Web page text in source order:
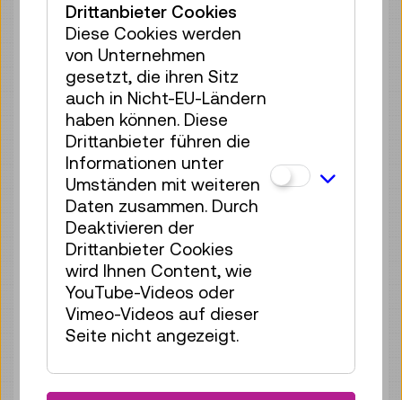
38 Plätze frei
€ 2,50
Mi 12.08. 14:00 –14:40
Reservierung Kinderbereich
40 Plätze frei
€ 2,50
Mi 12.08. 15:00–15:40
Reservierung Kinderbereich
40 Plätze frei
€ 2,50
Mi 12.08. 16:00–16:40
Reservierung Kinderbereich
Drittanbieter Cookies
Diese Cookies werden
von Unternehmen
gesetzt, die ihren Sitz
auch in Nicht-EU-Ländern
haben können. Diese
Drittanbieter führen die
Informationen unter
Umständen mit weiteren
Daten zusammen. Durch
Deaktivieren der
Drittanbieter Cookies
wird Ihnen Content, wie
YouTube-Videos oder
Vimeo-Videos auf dieser
Seite nicht angezeigt.